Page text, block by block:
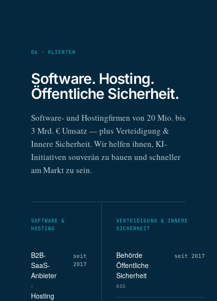
06 · KLIENTEN
Software. Hosting.
Öffentliche Sicherheit.
Software- und Hostingfirmen von 20 Mio. bis
3 Mrd. € Umsatz — plus Verteidigung &
Innere Sicherheit. Wir helfen ihnen, KI-
Initiativen souverän zu bauen und schneller
am Markt zu sein.
SOFTWARE &
HOSTING
B2B-
SaaS-
Anbieter
·
Hosting
seit
2017
VERTEIDIGUNG & INNERE
SICHERHEIT
Behörde
Öffentliche
Sicherheit
seit 2017
BOS